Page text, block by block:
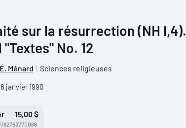
sur la résurrection (NH I,4).
"Textes" No. 12
Ménard Sciences religieuses
janvier 1990
15,00 $